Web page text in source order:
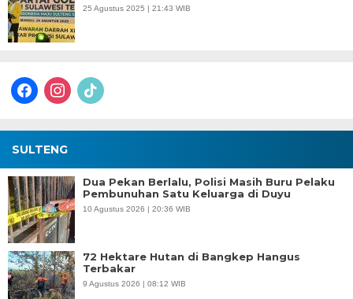
25 Agustus 2025 | 21:43 WIB
facebookinstagram
tiktok
SULTENG
Dua Pekan Berlalu, Polisi Masih Buru Pelaku
Pembunuhan Satu Keluarga di Duyu
10 Agustus 2026 | 20:36 WIB
72 Hektare Hutan di Bangkep Hangus
Terbakar
9 Agustus 2026 | 08:12 WIB